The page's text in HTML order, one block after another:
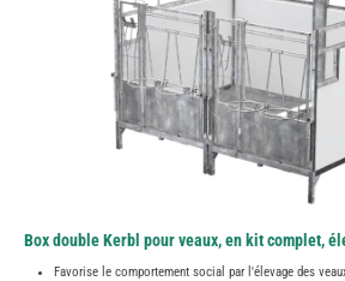
Box double Kerbl pour veaux, en kit complet,
Favorise le comportement social par l'élevage des